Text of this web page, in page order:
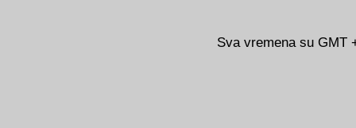
14.06.2026 11:14 Jos jedna
Sva vremena su GMT